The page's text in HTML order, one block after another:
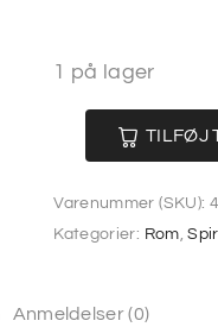
1 på lager
TILFØJ
Varenummer (SKU):
Kategorier: Rom,
Anmeldelser (0)